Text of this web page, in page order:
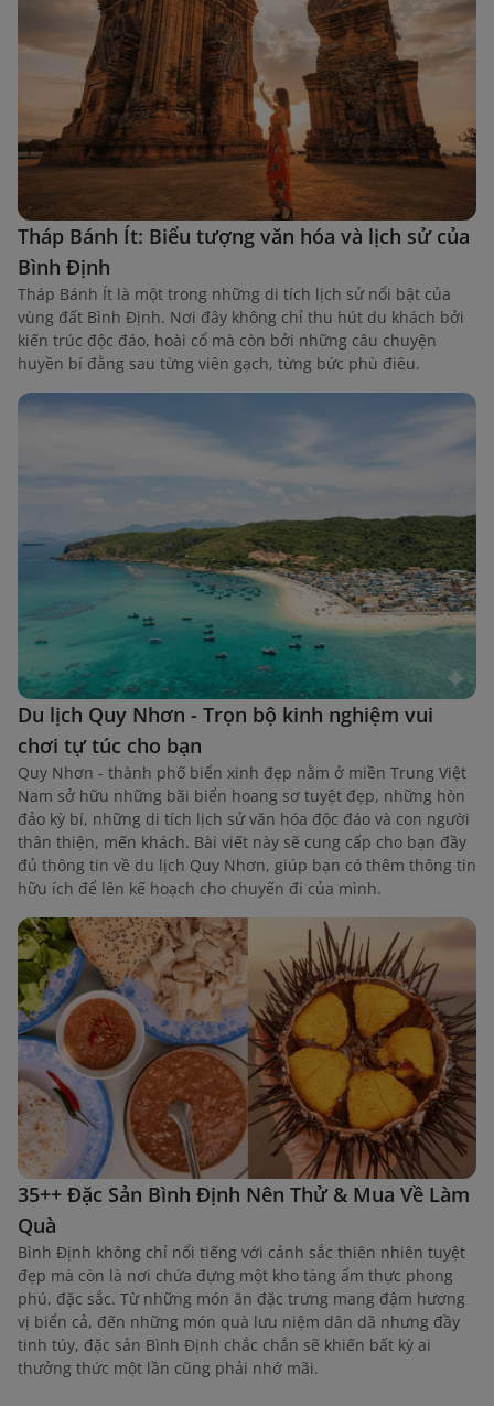
Tháp Bánh Ít: Biểu tượng văn hóa và lịch sử của
Bình Định
Tháp Bánh Ít là một trong những di tích lịch sử nổi bật của
vùng đất Bình Định. Nơi đây không chỉ thu hút du khách bởi
kiến trúc độc đáo, hoài cổ mà còn bởi những câu chuyện
huyền bí đằng sau từng viên gạch, từng bức phù điêu.
Du lịch Quy Nhơn - Trọn bộ kinh nghiệm vui
chơi tự túc cho bạn
Quy Nhơn - thành phố biển xinh đẹp nằm ở miền Trung Việt
Nam sở hữu những bãi biển hoang sơ tuyệt đẹp, những hòn
đảo kỳ bí, những di tích lịch sử văn hóa độc đáo và con người
thân thiện, mến khách. Bài viết này sẽ cung cấp cho bạn đầy
đủ thông tin về du lịch Quy Nhơn, giúp bạn có thêm thông tin
hữu ích để lên kế hoạch cho chuyến đi của mình.
35++ Đặc Sản Bình Định Nên Thử & Mua Về Làm
Quà
Bình Định không chỉ nổi tiếng với cảnh sắc thiên nhiên tuyệt
đẹp mà còn là nơi chứa đựng một kho tàng ẩm thực phong
phú, đặc sắc. Từ những món ăn đặc trưng mang đậm hương
vị biển cả, đến những món quà lưu niệm dân dã nhưng đầy
tinh túy, đặc sản Bình Định chắc chắn sẽ khiến bất kỳ ai
thưởng thức một lần cũng phải nhớ mãi.